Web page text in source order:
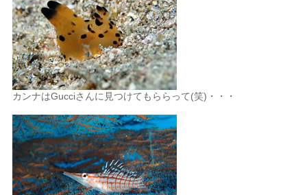
カンナはGucciさんに見つけてもららって(笑)・・・